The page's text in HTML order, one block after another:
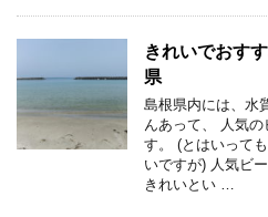
きれいでおす
県
島根県内には、水
んあって、 人気
す。 (とはいって
いですが) 人気ビ
きれいとい …